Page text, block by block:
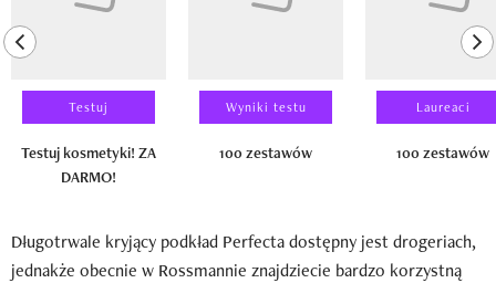
previous element
Testuj
Testuj kosmetyki! ZA
DARMO!
Wyniki testu
100 zestawów
Laureaci
100 zestawów
Długotrwale kryjący podkład Perfecta dostępny jest drogeriach,
jednakże obecnie w Rossmannie znajdziecie bardzo korzystną